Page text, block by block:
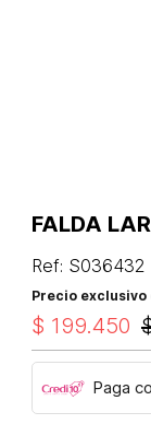
FALDA
Ref: S036432
Precio exclusivo
$ 199.450
Paga